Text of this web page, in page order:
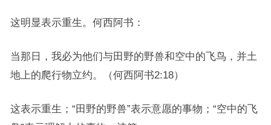
这明显表示重生。何西阿书：
当那日，我必为他们与田野的野兽和空中的飞鸟，并土
地上的爬行物立约。（何西阿书2:18）
这表示重生；“田野的野兽”表示意愿的事物；“空中的飞